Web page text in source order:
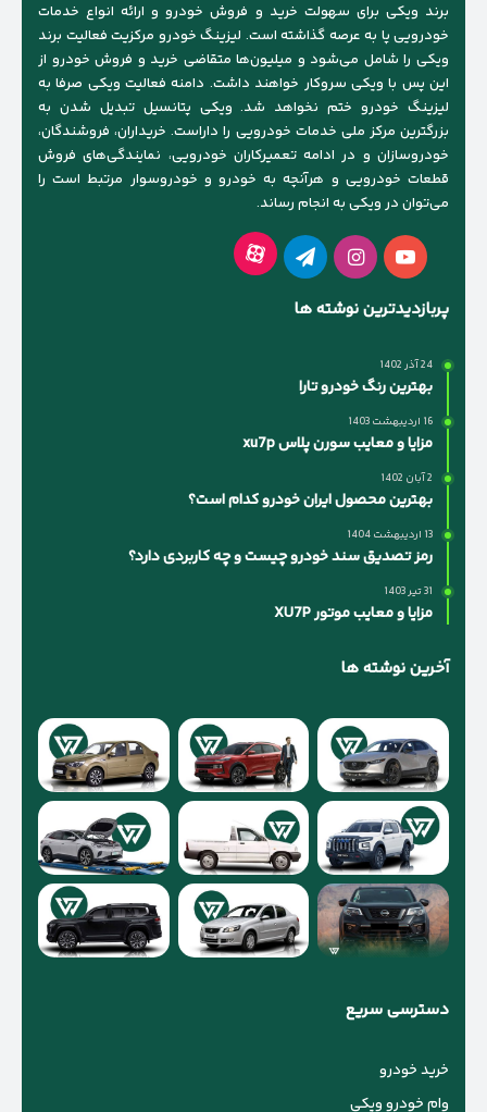
برند ویکی برای سهولت خرید و فروش خودرو و ارائه انواع خدمات
خودرویی پا به عرصه گذاشته است. لیزینگ خودرو مرکزیت فعالیت برند
ویکی را شامل می‌شود و میلیون‌ها متقاضی خرید و فروش خودرو از
این پس با ویکی سروکار خواهند داشت. دامنه فعالیت ویکی صرفا به
لیزینگ خودرو ختم نخواهد شد. ویکی پتانسیل تبدیل شدن به
بزرگترین مرکز ملی خدمات خودرویی را داراست. خریداران، فروشندگان،
خودروسازان و در ادامه تعمیرکاران خودرویی، نمایندگی‌های فروش
قطعات خودرویی و هرآنچه به خودرو و خودروسوار مرتبط است را
می‌توان در ویکی به انجام رساند.
یوتیوباینستاگرام
تلگرام آپارات
پربازدیدترین نوشته ها
24 آذر 1402
بهترین رنگ خودرو تارا
16 اردیبهشت 1403
مزایا و معایب سورن پلاس xu7p
2 آبان 1402
بهترین محصول ایران خودرو کدام است؟
13 اردیبهشت 1404
رمز تصدیق سند خودرو چیست و چه کاربردی دارد؟
31 تیر 1403
مزایا و معایب موتور XU7P
آخرین نوشته ها
دسترسی سریع
خرید خودرو
وام خودرو ویکی